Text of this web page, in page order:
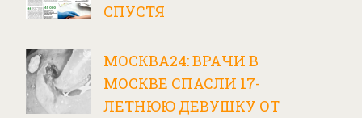
СПУСТЯ
МОСКВА24: ВРАЧИ В
МОСКВЕ СПАСЛИ 17-
ЛЕТНЮЮ ДЕВУШКУ ОТ